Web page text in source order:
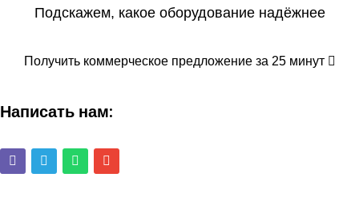
Подскажем, какое оборудование надёжнее
Получить коммерческое предложение за 25 минут
Написать нам: